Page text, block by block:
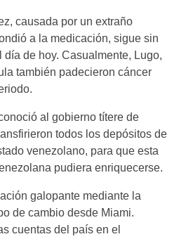
causada por un extraño
a la medicación, sigue sin
de hoy. Casualmente, Lugo,
también padecieron cáncer
al gobierno títere de
todos los depósitos de
venezolano, para que esta
pudiera enriquecerse.
galopante mediante la
de cambio desde Miami.
cuentas del país en el